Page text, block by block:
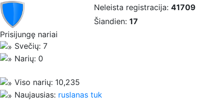
Neleista registracija: 41709
Šiandien: 17
Prisijungę nariai
Svečių: 7
Narių: 0
Viso narių: 10,235
Naujausias: ruslanas tuk